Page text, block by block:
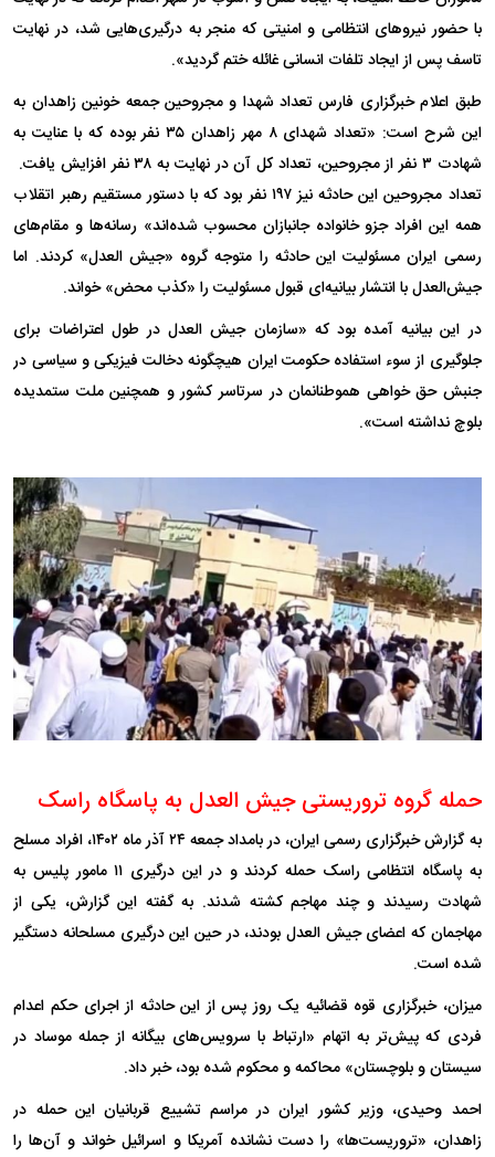
با حضور نیرو‌های انتظامی و امنیتی که منجر به درگیری‌هایی شد، در نهایت
تاسف پس از ایجاد تلفات انسانی غائله ختم گردید».
طبق اعلام خبرگزاری فارس تعداد شهدا و مجروحین جمعه خونین زاهدان به
این شرح است: «تعداد شهدای ۸ مهر زاهدان ۳۵ نفر بوده که با عنایت به
شهادت ۳ نفر از مجروحین، تعداد کل آن در نهایت به ۳۸ نفر افزایش یافت.
تعداد مجروحین این حادثه نیز ۱۹۷ نفر بود که با دستور مستقیم رهبر اتقلاب
همه این افراد جزو خانواده جانبازان محسوب شده‌اند» رسانه‌ها و مقام‌های
رسمی ایران مسئولیت این حادثه را متوجه گروه «جیش العدل» کردند. اما
جیش‌العدل با انتشار بیانیه‌ای قبول مسئولیت را «کذب محض» خواند.
در این بیانیه آمده بود که «سازمان جیش العدل در طول اعتراضات برای
جلوگیری از سوء استفاده حکومت ایران هیچگونه دخالت فیزیکی و سیاسی در
جنبش حق خواهی هموطنانمان در سرتاسر کشور و همچنین ملت ستمدیده
بلوچ نداشته است».
حمله گروه تروریستی جیش العدل به پاسگاه راسک
به گزارش خبرگزاری رسمی ایران، در بامداد جمعه ۲۴ آذر ماه ۱۴۰۲، افراد مسلح
به پاسگاه انتظامی راسک حمله کردند و در این درگیری ۱۱ مامور پلیس به
شهادت رسیدند و چند مهاجم کشته شدند. به گفته این گزارش، یکی از
مهاجمان که اعضای جیش العدل بودند، در حین این درگیری مسلحانه دستگیر
شده است.
میزان، خبرگزاری قوه قضائیه یک روز پس از این حادثه از اجرای حکم اعدام
فردی که پیش‌تر به اتهام «ارتباط با سرویس‌های بیگانه از جمله موساد در
سیستان و بلوچستان» محاکمه و محکوم شده بود، خبر داد.
احمد وحیدی، وزیر کشور ایران در مراسم تشییع قربانیان این حمله در
زاهدان، «تروریست‌ها» را دست نشانده آمریکا و اسرائیل خواند و آن‌ها را